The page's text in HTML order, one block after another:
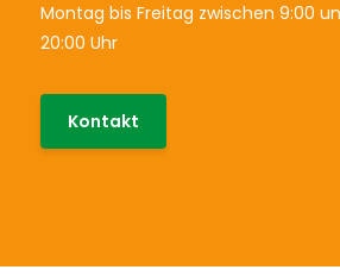
Montag bis Freitag zwischen 9:00
20:00 Uhr
Kontakt